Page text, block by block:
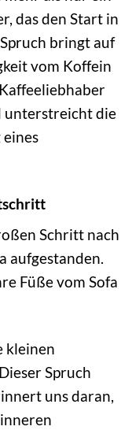
das den Start in
bringt auf
vom Koffein
unterstreicht die
Schritt nach
aufgestanden.
Füße vom Sofa
kleinen
Spruch
uns daran,